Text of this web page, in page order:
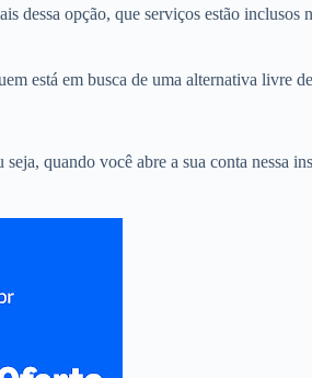
opção, que serviços estão inclusos
está em busca de uma alternativa livre
quando você abre a sua conta nessa